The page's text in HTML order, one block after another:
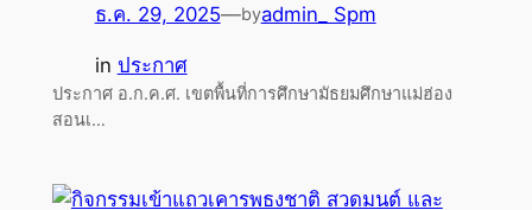
ธ.ค. 29, 2025—byadmin_ Spm
in ประกาศ
ประกาศ อ.ก.ค.ศ. เขตพื้นที่การศึกษามัธยมศึกษาแม่ฮ่อง
สอนเ…